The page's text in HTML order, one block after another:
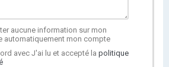
aucune information sur mon
automatiquement mon compte
avec J'ai lu et accepté la politique